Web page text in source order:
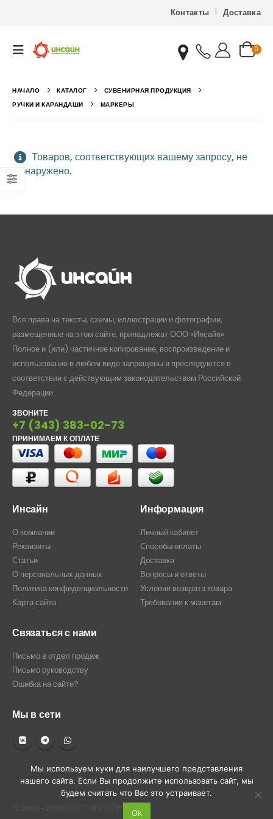
Контакты Доставка
0
НАЧАЛО КАТАЛОГ
СУВЕНИРНАЯ ПРОДУКЦИЯ
РУЧКИ И КАРАНДАШИ
МАРКЕРЫ
Товаров, соответствующих вашему запросу, не
обнаружено.
Все права на тексты, схемы, иллюстрации и фотографии,
размещенные на этом сайте, принадлежат ООО «Инсайн».
Полное и (или) частичное копирование, воспроизведение и
использование в любом виде запрещены и преследуются в
соответствии с действующим законодательством Российской
Федерации.
ЗВОНИТЕ
+7 (343) 383-02-73
ПРИНИМАЕМ К ОПЛАТЕ
Инсайн
О компании
Реквизиты
Статьи
О персональных данных
Политика конфиденциальности
Карта сайта
Информация
Личный кабинет
Способы оплаты
Доставка
Вопросы и ответы
Условия возврата товара
Требования к макетам
Связаться с нами
Письмо в отдел продаж
Письмо руководству
Ошибка на сайте?
Мы в сети
Мы используем куки для наилучшего представления
нашего сайта. Если Вы продолжите использовать сайт, мы
будем считать что Вас это устраивает.
Ok